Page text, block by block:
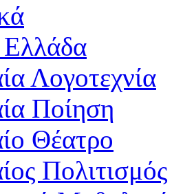
Λογοτεχνία
Ποίηση
Θέατρο
Πολιτισμός